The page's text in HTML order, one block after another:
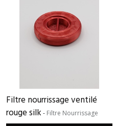
Filtre nourrissage ventilé
rouge silk - Filtre Nourrissage
petits
filtres
(6)
grands
filtres
(6)